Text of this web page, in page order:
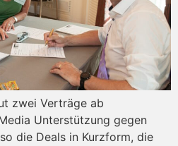
zwei Verträge ab
Unterstützung gegen
die Deals in Kurzform, die